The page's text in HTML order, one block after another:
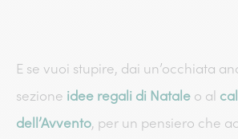
E se vuoi stupire, dai un’occhiata
sezione idee regali di Natale o al
dell’Avvento, per un pensiero che